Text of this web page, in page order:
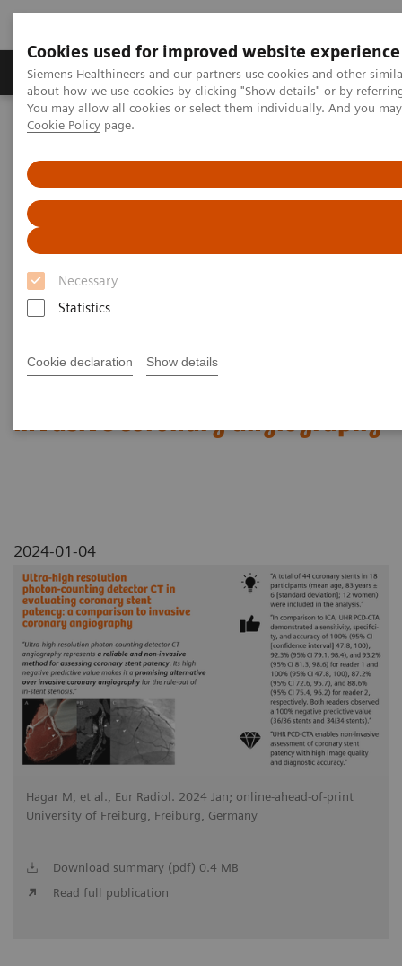
Cookies used for improved website experience
Siemens Healthineers and our partners use cookies and other
about how we use cookies by clicking "Show details" or by
You may allow all cookies or select them individually. And you
Cookie Policy page.
Necessary
Statistics
Cookie declaration Show details
Zobrazovací technika Laboratorní diagnostika
Home Zobrazovací technika
NAEOTOM Alpha s kvantovou technologií
PCCT scientific evidence
Ultra-high-resolution photon-counting detector CT in evaluating
coronary stent patency: a comparison to invasive coronary
angiography
Ultra-high-resolution photon-
evaluating coronary stent
invasive coronary angiography
2024-01-04
Hagar M, et al., Eur Radiol. 2024 Jan; online-ahead-of-print
University of Freiburg, Freiburg, Germany
Download summary (pdf) 0.4 MB
Read full publication